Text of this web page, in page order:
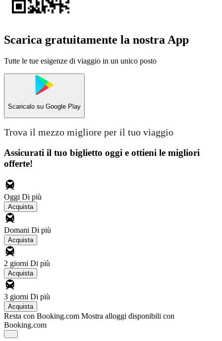
Scarica gratuitamente la nostra App
Tutte le tue esigenze di viaggio in un unico posto
Scaricalo su Google Play
Trova il mezzo migliore per il tuo viaggio
Assicurati il ​​tuo biglietto oggi e ottieni le migliori
offerte!
Oggi Di più
Acquista
Domani Di più
Acquista
2 giorni Di più
Acquista
3 giorni Di più
Acquista
Resta con Booking.com Mostra alloggi disponibili con
Booking.com